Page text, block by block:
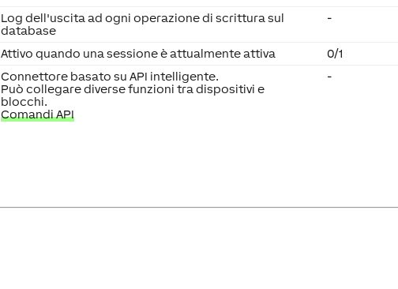
Log dell'uscita ad ogni operazione di scrittura sul
database
-
Attivo quando una sessione è attualmente attiva
0/1
Connettore basato su API intelligente.
Può collegare diverse funzioni tra dispositivi e
blocchi.
Comandi API
-